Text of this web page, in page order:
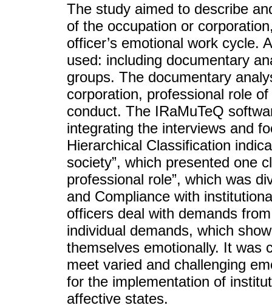
The study aimed to describe
of the occupation or
officer’s emotional work cycle.
used: including documentary
groups. The documentary
corporation, professional role
conduct. The IRaMuTeQ
integrating the interviews and
Hierarchical Classification
society”, which presented one
professional role”, which was
and Compliance with
officers deal with demands
individual demands, which
themselves emotionally. It was
meet varied and challenging
for the implementation of
affective states.